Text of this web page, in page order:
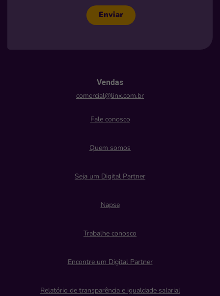
Enviar
Vendas
comercial@linx.com.br
Fale conosco
Quem somos
Seja um Digital Partner
Napse
Trabalhe conosco
Encontre um Digital Partner
Relatório de transparência e igualdade salarial